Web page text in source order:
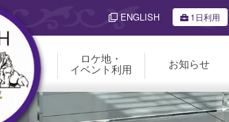
ENGLISH 1日利用
ロケ地・
イベント利用 お知らせ